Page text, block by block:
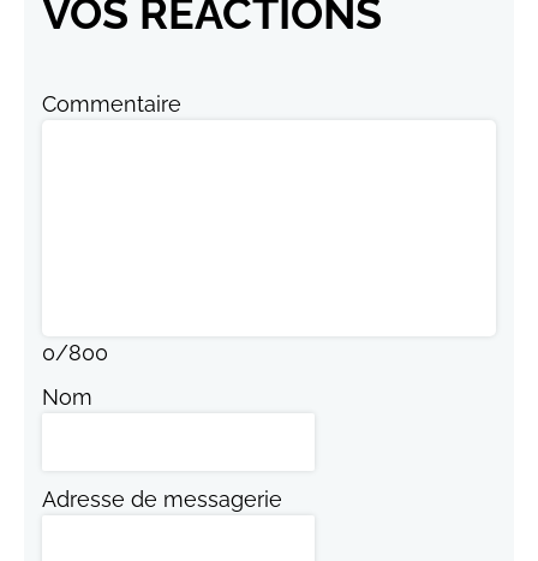
VOS RÉACTIONS
Commentaire
0/800
Nom
Adresse de messagerie